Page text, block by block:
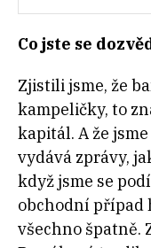
Co jste se
Zjistili jsme, že
kampeličky, to
kapitál. A že
vydává zprávy,
když jsme se
obchodní případ
všechno špatně.